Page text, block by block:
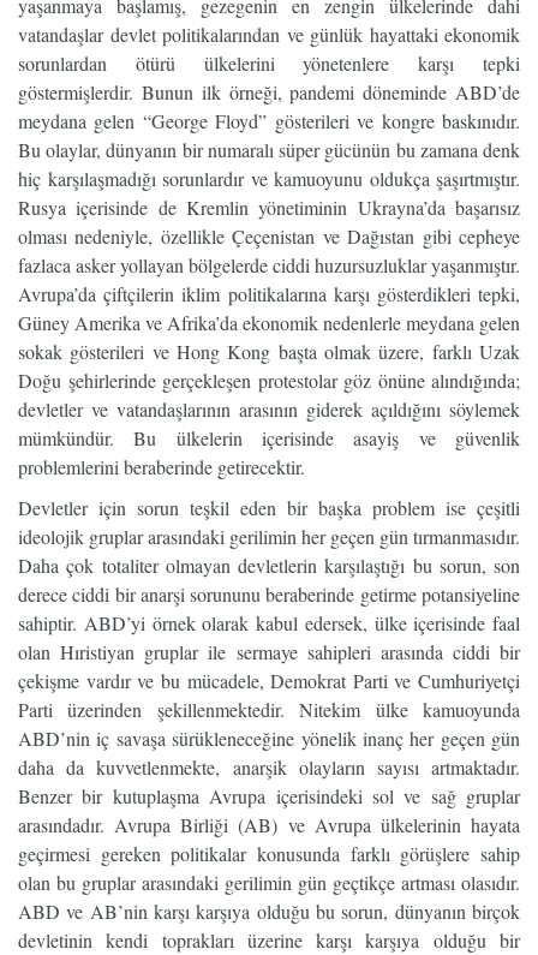
yaşanmaya başlamış, gezegenin en zengin ülkelerinde dahi
vatandaşlar devlet politikalarından ve günlük hayattaki ekonomik
sorunlardan ötürü ülkelerini yönetenlere karşı tepki
göstermişlerdir. Bunun ilk örneği, pandemi döneminde ABD’de
meydana gelen “George Floyd” gösterileri ve kongre baskınıdır.
Bu olaylar, dünyanın bir numaralı süper gücünün bu zamana denk
hiç karşılaşmadığı sorunlardır ve kamuoyunu oldukça şaşırtmıştır.
Rusya içerisinde de Kremlin yönetiminin Ukrayna’da başarısız
olması nedeniyle, özellikle Çeçenistan ve Dağıstan gibi cepheye
fazlaca asker yollayan bölgelerde ciddi huzursuzluklar yaşanmıştır.
Avrupa’da çiftçilerin iklim politikalarına karşı gösterdikleri tepki,
Güney Amerika ve Afrika’da ekonomik nedenlerle meydana gelen
sokak gösterileri ve Hong Kong başta olmak üzere, farklı Uzak
Doğu şehirlerinde gerçekleşen protestolar göz önüne alındığında;
devletler ve vatandaşlarının arasının giderek açıldığını söylemek
mümkündür. Bu ülkelerin içerisinde asayiş ve güvenlik
problemlerini beraberinde getirecektir.
Devletler için sorun teşkil eden bir başka problem ise çeşitli
ideolojik gruplar arasındaki gerilimin her geçen gün tırmanmasıdır.
Daha çok totaliter olmayan devletlerin karşılaştığı bu sorun, son
derece ciddi bir anarşi sorununu beraberinde getirme potansiyeline
sahiptir. ABD’yi örnek olarak kabul edersek, ülke içerisinde faal
olan Hıristiyan gruplar ile sermaye sahipleri arasında ciddi bir
çekişme vardır ve bu mücadele, Demokrat Parti ve Cumhuriyetçi
Parti üzerinden şekillenmektedir. Nitekim ülke kamuoyunda
ABD’nin iç savaşa sürükleneceğine yönelik inanç her geçen gün
daha da kuvvetlenmekte, anarşik olayların sayısı artmaktadır.
Benzer bir kutuplaşma Avrupa içerisindeki sol ve sağ gruplar
arasındadır. Avrupa Birliği (AB) ve Avrupa ülkelerinin hayata
geçirmesi gereken politikalar konusunda farklı görüşlere sahip
olan bu gruplar arasındaki gerilimin gün geçtikçe artması olasıdır.
ABD ve AB’nin karşı karşıya olduğu bu sorun, dünyanın birçok
devletinin kendi toprakları üzerine karşı karşıya olduğu bir